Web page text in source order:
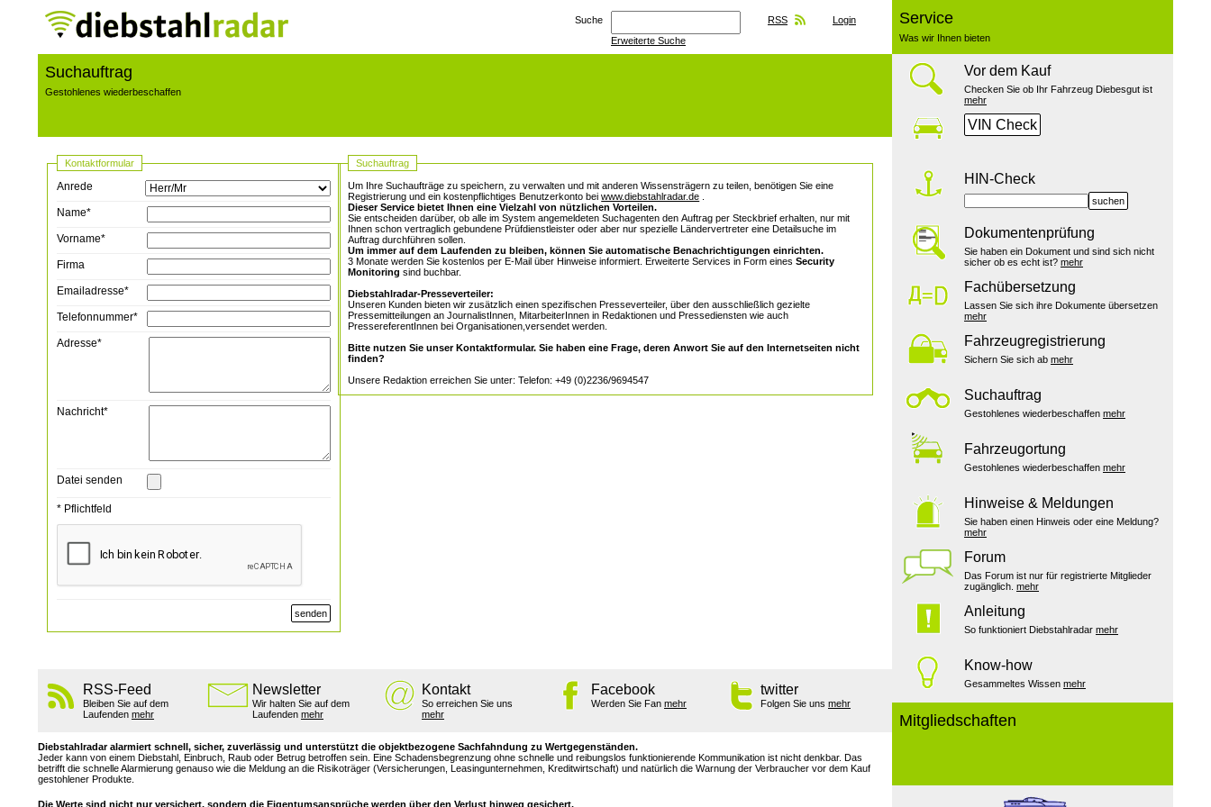
Service
Was wir Ihnen bieten
Vor dem Kauf
Checken Sie ob Ihr Fahrzeug Diebesgut ist
mehr
VIN Check
HIN-Check
suchen
Dokumentenprüfung
Sie haben ein Dokument und sind sich nicht
sicher ob es echt ist? mehr
Fachübersetzung
Lassen Sie sich ihre Dokumente übersetzen
mehr
Fahrzeugregistrierung
Sichern Sie sich ab mehr
Suchauftrag
Gestohlenes wiederbeschaffen mehr
Fahrzeugortung
Gestohlenes wiederbeschaffen mehr
Hinweise & Meldungen
Sie haben einen Hinweis oder eine Meldung?
mehr
Forum
Das Forum ist nur für registrierte Mitglieder
zugänglich. mehr
Anleitung
So funktioniert Diebstahlradar mehr
Know-how
Gesammeltes Wissen mehr
Mitgliedschaften
Suche
Erweiterte Suche
RSS Login
Suchauftrag
Gestohlenes wiederbeschaffen
Kontaktformular
Anrede
Name*
Vorname*
Firma
Emailadresse*
Telefonnummer*
Adresse*
Nachricht*
Datei senden
* Pflichtfeld
senden
Suchauftrag
Um Ihre Suchaufträge zu speichern, zu verwalten und mit anderen Wissensträgern zu teilen, benötigen Sie eine
Registrierung und ein kostenpflichtiges Benutzerkonto beiwww.diebstahlradar.de
Dieser Service bietet Ihnen eine Vielzahl von nützlichen Vorteilen.
Sie entscheiden darüber, ob alle im System angemeldeten Suchagenten den Auftrag per Steckbrief erhalten, nur mit
Ihnen schon vertraglich gebundene Prüfdienstleister oder aber nur spezielle Ländervertreter eine Detailsuche im
Auftrag durchführen sollen.
Um immer auf dem Laufenden zu bleiben, können Sie automatische Benachrichtigungen einrichten.
3 Monate werden Sie kostenlos per E-Mail über Hinweise informiert. Erweiterte Services in Form einesSecurity
Monitoring sind buchbar.
Diebstahlradar-Presseverteiler:
Unseren Kunden bieten wir zusätzlich einen spezifischen Presseverteiler, über den ausschließlich gezielte
Pressemitteilungen an JournalistInnen, MitarbeiterInnen in Redaktionen und Pressediensten wie auch
PressereferentInnen bei Organisationen,versendet werden.
Bitte nutzen Sie unser Kontaktformular. Sie haben eine Frage, deren Anwort Sie auf den Internetseiten nicht
finden?
Unsere Redaktion erreichen Sie unter: Telefon: +49 (0)2236/9694547
RSS-Feed
Bleiben Sie auf dem
Laufenden mehr
Newsletter
Wir halten Sie auf dem
Laufenden mehr
Kontakt
So erreichen Sie uns
mehr
Facebook
Werden Sie Fan mehr
twitter
Folgen Sie uns mehr
Diebstahlradar alarmiert schnell, sicher, zuverlässig und unterstützt die objektbezogene Sachfahndung zu Wertgegenständen.
Jeder kann von einem Diebstahl, Einbruch, Raub oder Betrug betroffen sein. Eine Schadensbegrenzung ohne schnelle und reibungslos funktionierende Kommunikation ist nicht denkbar. Das
betrifft die schnelle Alarmierung genauso wie die Meldung an die Risikoträger (Versicherungen, Leasingunternehmen, Kreditwirtschaft) und natürlich die Warnung der Verbraucher vor dem Kauf
gestohlener Produkte.
Die Werte sind nicht nur versichert, sondern die Eigentumsansprüche werden über den Verlust hinweg gesichert.